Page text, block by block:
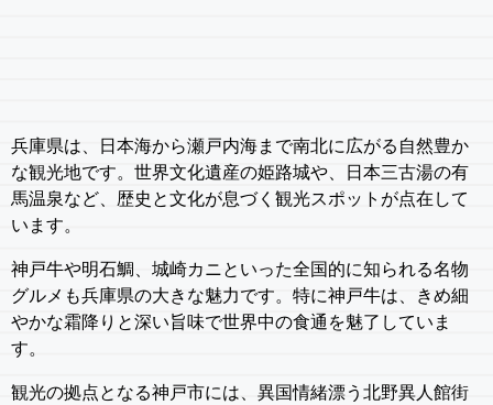
兵庫県は、日本海から瀬戸内海まで南北に広がる自然豊か
な観光地です。世界文化遺産の姫路城や、日本三古湯の有
馬温泉など、歴史と文化が息づく観光スポットが点在して
います。
神戸牛や明石鯛、城崎カニといった全国的に知られる名物
グルメも兵庫県の大きな魅力です。特に神戸牛は、きめ細
やかな霜降りと深い旨味で世界中の食通を魅了していま
す。
観光の拠点となる神戸市には、異国情緒漂う北野異人館街